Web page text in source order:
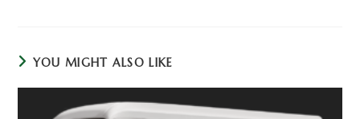
YOU MIGHT ALSO LIKE